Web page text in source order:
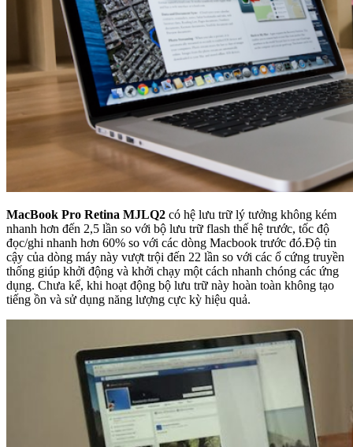
MacBook Pro Retina MJLQ2 có hệ lưu trữ lý tưởng không kém
nhanh hơn đến 2,5 lần so với bộ lưu trữ flash thế hệ trước, tốc độ
đọc/ghi nhanh hơn 60% so với các dòng Macbook trước đó.Độ tin
cậy của dòng máy này vượt trội đến 22 lần so với các ổ cứng truyền
thống giúp khởi động và khởi chạy một cách nhanh chóng các ứng
dụng. Chưa kể, khi hoạt động bộ lưu trữ này hoàn toàn không tạo
tiếng ồn và sử dụng năng lượng cực kỳ hiệu quả.